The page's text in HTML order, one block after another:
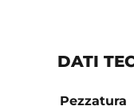
DATI
Pezzatura